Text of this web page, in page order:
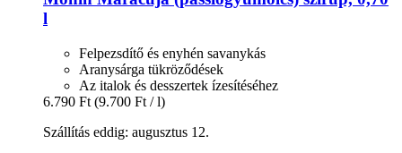
l
Felpezsdítő és enyhén savanykás
Aranysárga tükröződések
Az italok és desszertek ízesítéséhez
6.790 Ft (9.700 Ft / l)
Szállítás eddig: augusztus 12.